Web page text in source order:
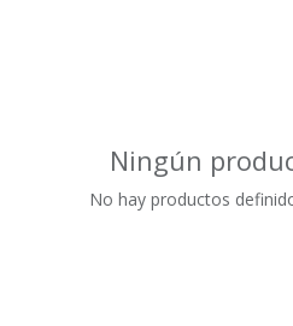
Ningún
No hay productos